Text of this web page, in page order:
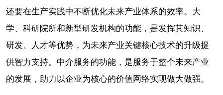
还要在生产实践中不断优化未来产业体系的效率。大
学、科研院所和新型研发机构的功能，是发挥其知识、
研发、人才等优势，为未来产业关键核心技术的升级提
供智力支持。中介服务的功能，是服务于整个未来产业
的发展，助力以企业为核心的价值网络实现做大做强。